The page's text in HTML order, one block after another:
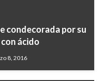
condecorada por su
ácido
8, 2016